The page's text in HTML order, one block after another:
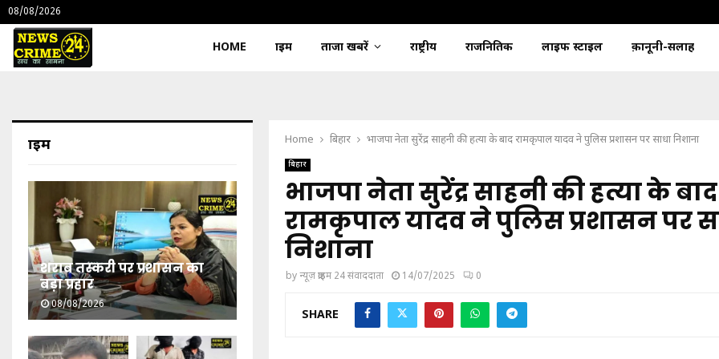
08/08/2026
HOME क्राइम ताजा खबरें राष्ट्रीय राजनितिक लाइफ स्टाइल क़ानूनी-सलाह
Home बिहार भाजपा नेता सुरेंद्र साहनी की हत्या के बाद रामकृपाल यादव ने पुलिस प्रशासन पर साधा निशाना
बिहार
भाजपा नेता सुरेंद्र साहनी की हत्या के बाद
रामकृपाल यादव ने पुलिस प्रशासन पर
निशाना
byन्यूज़ क्राइम 24 संवाददाता 14/07/2025 0
SHARE
क्राइम
शराब तस्करी पर प्रशासन का
बड़ा प्रहार
08/08/2026